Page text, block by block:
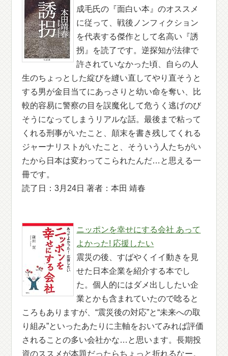
成毛氏の『面白い本』のオススメ
に従って、戦後ノンフィクション
を代表する傑作として名高い『誘
拐』を読了です。逆探知が法律で
許されていなかった頃、自らの人
生のちょっとした綻びを縫い直してやり直そうと
する男が金目当てにあっさりと幼い命を奪い、比
較的容易に警察の目を誤魔化して危うく逃げのび
そうになってしまうリアルな話。最後まで粘って
くれる刑事がいたこと、顛末を書き残してくれる
ジャーナリストがいたこと、そういう人たちがい
たから日本は変わってこられたんだ…と思える一
冊です。
読了日：3月24日 著者：本田 靖春
ニッポンを幸せにする会社 あって
よかった! 応援したい
震災の後、すばやくイイ動きを見
せた日本企業を紹介する本でし
た。個人的にはダメ出ししたい企
業とかも含まれていたので唸ると
ころもありますが、“震災後の対応”と“未来への取
り組み”といったあたりに主軸をおいてみれば評価
されることの多い会社かな…と思います。長期投
資のススメが本題だったらちょっと折れるなー。